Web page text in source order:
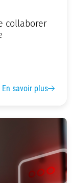
collaborer
En savoir plus